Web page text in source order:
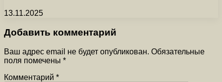
13.11.2025
Добавить комментарий
Ваш адрес email не будет опубликован. Обязательные
поля помечены *
Комментарий *